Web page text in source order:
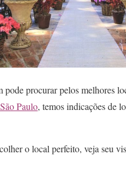
pode procurar pelos melhores
Paulo, temos indicações de
o local perfeito, veja seu